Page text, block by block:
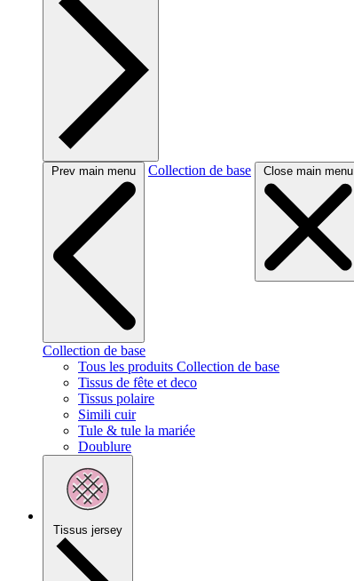
Prev main menu Collection de base Close main menu
Collection de base
Tous les produits Collection de base
Tissus de fête et deco
Tissus polaire
Simili cuir
Tule & tule la mariée
Doublure
Tissus jersey